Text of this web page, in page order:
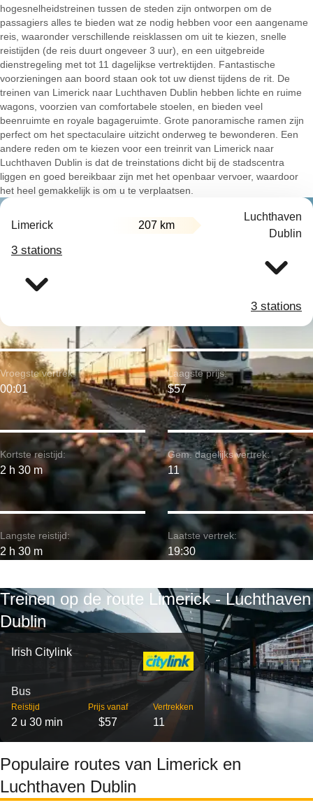
hogesnelheidstreinen tussen de steden zijn ontworpen om de
passagiers alles te bieden wat ze nodig hebben voor een aangename
reis, waaronder verschillende reisklassen om uit te kiezen, snelle
reistijden (de reis duurt ongeveer 3 uur), en een uitgebreide
dienstregeling met tot 11 dagelijkse vertrektijden. Fantastische
voorzieningen aan boord staan ook tot uw dienst tijdens de rit. De
treinen van Limerick naar Luchthaven Dublin hebben lichte en ruime
wagons, voorzien van comfortabele stoelen, en bieden veel
beenruimte en royale bagageruimte. Grote panoramische ramen zijn
perfect om het spectaculaire uitzicht onderweg te bewonderen. Een
andere reden om te kiezen voor een treinrit van Limerick naar
Luchthaven Dublin is dat de treinstations dicht bij de stadscentra
liggen en goed bereikbaar zijn met het openbaar vervoer, waardoor
het heel gemakkelijk is om u te verplaatsen.
Limerick 207 km
Luchthaven
Dublin
3 stations
3 stations
Kortste reistijd:
2 h 30 m
Vroegste vertrek:
00:01
Langste reistijd:
2 h 30 m
Laagste prijs:
$57
Gem. dagelijks vertrek:
11
Laatste vertrek:
19:30
Treinen op de route Limerick - Luchthaven
Dublin
Irish Citylink
Bus
Reistijd
2 u 30 min
Prijs vanaf
$57
Vertrekken
11
Populaire routes van Limerick en
Luchthaven Dublin